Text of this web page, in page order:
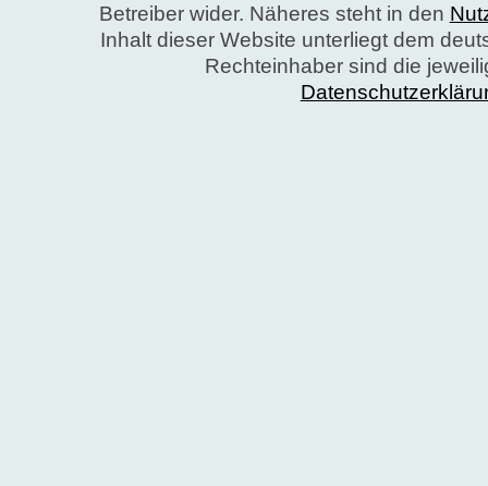
Betreiber wider. Näheres steht in den
Inhalt dieser Website unterliegt dem
Rechteinhaber sind die